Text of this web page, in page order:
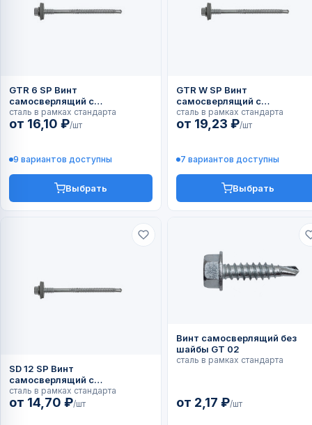
GTR 6 SP Винт
самосверлящий с
органическим покрытием
gRey.coat с алюминиевой
шайбой А19 и прокладкой
сталь в рамках стандарта
от 16,10 ₽/шт
9 вариантов доступны
Выбрать
GTR W SP Винт
самосверлящий с
органическим покрытием
gRey.coat с алюминиевой
шайбой А19 и прокладкой
сталь в рамках стандарта
от 19,23 ₽/шт
7 вариантов доступны
Выбрать
SD 12 SP Винт
самосверлящий с
органическим покрытием
Magni Silver с шайбой А19 и
прокладкой EPDM
сталь в рамках стандарта
от 14,70 ₽/шт
Винт самосверлящий без
шайбы GT 02
сталь в рамках стандарта
от 2,17 ₽/шт